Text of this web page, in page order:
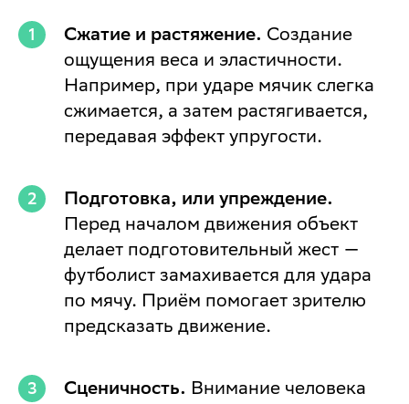
Сжатие и растяжение. Создание
ощущения веса и эластичности.
Например, при ударе мячик слегка
сжимается, а затем растягивается,
передавая эффект упругости.
Подготовка, или упреждение.
Перед началом движения объект
делает подготовительный жест —
футболист замахивается для удара
по мячу. Приём помогает зрителю
предсказать движение.
Сценичность. Внимание человека